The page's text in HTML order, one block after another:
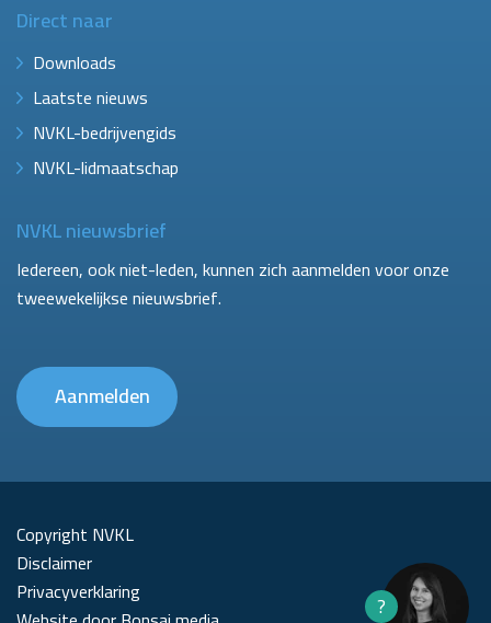
Direct naar
Downloads
Laatste nieuws
NVKL-bedrijvengids
NVKL-lidmaatschap
NVKL nieuwsbrief
Iedereen, ook niet-leden, kunnen zich aanmelden voor onze
tweewekelijkse nieuwsbrief.
Aanmelden
Copyright NVKL
Disclaimer
Privacyverklaring
?